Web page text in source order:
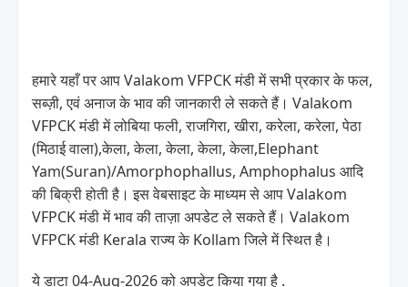
हमारे यहाँ पर आप Valakom VFPCK मंडी में सभी प्रकार के फल,
सब्ज़ी, एवं अनाज के भाव की जानकारी ले सकते हैं। Valakom
VFPCK मंडी में लोबिया फली, राजगिरा, खीरा, करेला, करेला, पेठा
(मिठाई वाला),केला, केला, केला, केला, केला,Elephant
Yam(Suran)/Amorphophallus, Amphophalus आदि
की बिक्री होती है। इस वेबसाइट के माध्यम से आप Valakom
VFPCK मंडी में भाव की ताज़ा अपडेट ले सकते हैं। Valakom
VFPCK मंडी Kerala राज्य के Kollam जिले में स्थित है।
ये डाटा 04-Aug-2026 को अपडेट किया गया है .